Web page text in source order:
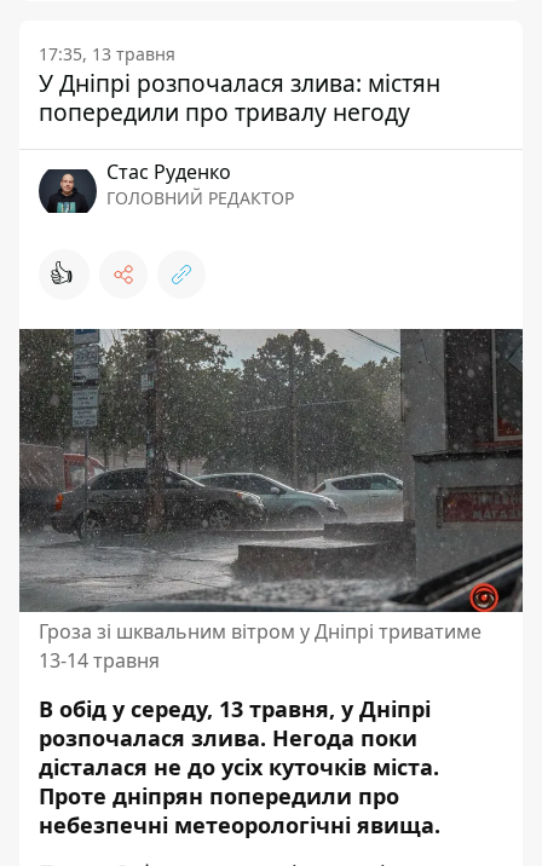
17:35, 13 травня
У Дніпрі розпочалася злива: містян
попередили про тривалу негоду
Стас Руденко
ГОЛОВНИЙ РЕДАКТОР
👍
Гроза зі шквальним вітром у Дніпрі триватиме
13-14 травня
В обід у середу, 13 травня, у Дніпрі
розпочалася злива. Негода поки
дісталася не до усіх куточків міста.
Проте дніпрян попередили про
небезпечні метеорологічні явища.